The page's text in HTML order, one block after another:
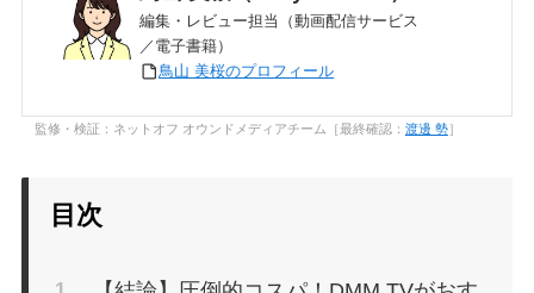
作品の充実度
サービスの使いやすさ
編集・レビュー担当（動画配信サービス
／電子書籍）
鳥山 美桜のプロフィール
監修・検証：ネットオフ オウンドメディアチーム［最終確認： 渡邊 勢］
目次